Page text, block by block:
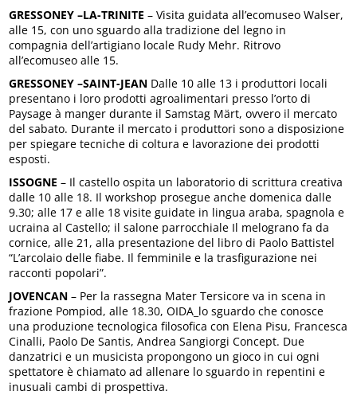
GRESSONEY –LA-TRINITE – Visita guidata all’ecomuseo Walser,
alle 15, con uno sguardo alla tradizione del legno in
compagnia dell’artigiano locale Rudy Mehr. Ritrovo
all’ecomuseo alle 15.
GRESSONEY –SAINT-JEAN Dalle 10 alle 13 i produttori locali
presentano i loro prodotti agroalimentari presso l’orto di
Paysage à manger durante il Samstag Märt, ovvero il mercato
del sabato. Durante il mercato i produttori sono a disposizione
per spiegare tecniche di coltura e lavorazione dei prodotti
esposti.
ISSOGNE – Il castello ospita un laboratorio di scrittura creativa
dalle 10 alle 18. Il workshop prosegue anche domenica dalle
9.30; alle 17 e alle 18 visite guidate in lingua araba, spagnola e
ucraina al Castello; il salone parrocchiale Il melograno fa da
cornice, alle 21, alla presentazione del libro di Paolo Battistel
“L’arcolaio delle fiabe. Il femminile e la trasfigurazione nei
racconti popolari”.
JOVENCAN – Per la rassegna Mater Tersicore va in scena in
frazione Pompiod, alle 18.30, OIDA_lo sguardo che conosce
una produzione tecnologica filosofica con Elena Pisu, Francesca
Cinalli, Paolo De Santis, Andrea Sangiorgi Concept. Due
danzatrici e un musicista propongono un gioco in cui ogni
spettatore è chiamato ad allenare lo sguardo in repentini e
inusuali cambi di prospettiva.